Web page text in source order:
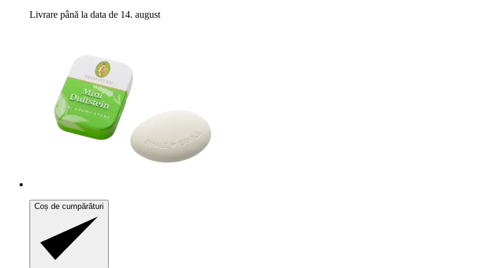
Livrare până la data de 14. august
Coș de cumpărături